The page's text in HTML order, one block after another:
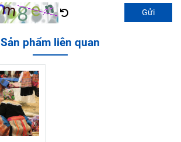
Gửi
Sản phẩm liên quan